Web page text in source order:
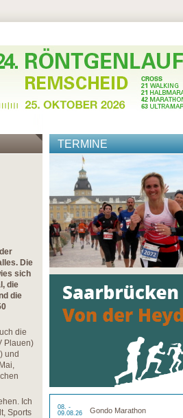
Die
sich
die
die
die
Plauen)
und
Ich
Sports
TERMINE
08. -
09.08.26
Gondo Marathon